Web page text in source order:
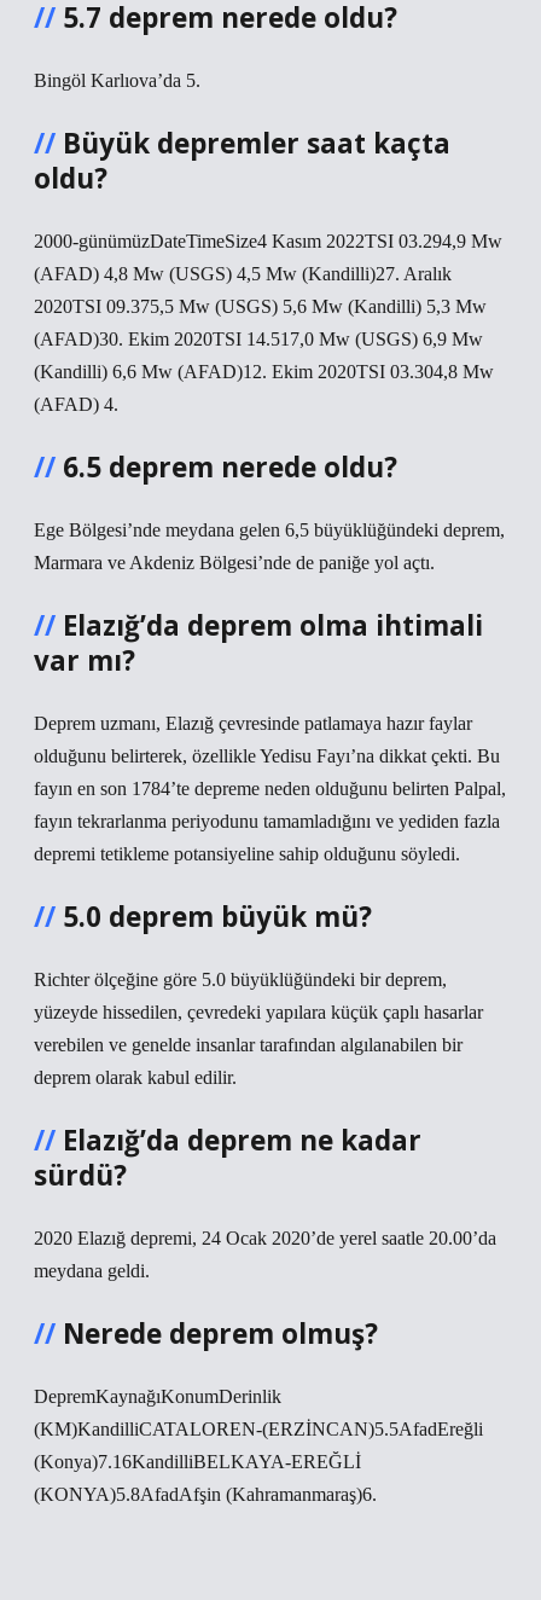
5.7 deprem nerede oldu?
Bingöl Karlıova’da 5.
Büyük depremler saat kaçta
oldu?
2000-günümüzDateTimeSize4 Kasım 2022TSI 03.294,9 Mw
(AFAD) 4,8 Mw (USGS) 4,5 Mw (Kandilli)27. Aralık
2020TSI 09.375,5 Mw (USGS) 5,6 Mw (Kandilli) 5,3 Mw
(AFAD)30. Ekim 2020TSI 14.517,0 Mw (USGS) 6,9 Mw
(Kandilli) 6,6 Mw (AFAD)12. Ekim 2020TSI 03.304,8 Mw
(AFAD) 4.
6.5 deprem nerede oldu?
Ege Bölgesi’nde meydana gelen 6,5 büyüklüğündeki deprem,
Marmara ve Akdeniz Bölgesi’nde de paniğe yol açtı.
Elazığ’da deprem olma ihtimali
var mı?
Deprem uzmanı, Elazığ çevresinde patlamaya hazır faylar
olduğunu belirterek, özellikle Yedisu Fayı’na dikkat çekti. Bu
fayın en son 1784’te depreme neden olduğunu belirten Palpal,
fayın tekrarlanma periyodunu tamamladığını ve yediden fazla
depremi tetikleme potansiyeline sahip olduğunu söyledi.
5.0 deprem büyük mü?
Richter ölçeğine göre 5.0 büyüklüğündeki bir deprem,
yüzeyde hissedilen, çevredeki yapılara küçük çaplı hasarlar
verebilen ve genelde insanlar tarafından algılanabilen bir
deprem olarak kabul edilir.
Elazığ’da deprem ne kadar
sürdü?
2020 Elazığ depremi, 24 Ocak 2020’de yerel saatle 20.00’da
meydana geldi.
Nerede deprem olmuş?
DepremKaynağıKonumDerinlik
(KM)KandilliCATALOREN-(ERZİNCAN)5.5AfadEreğli
(Konya)7.16KandilliBELKAYA-EREĞLİ
(KONYA)5.8AfadAfşin (Kahramanmaraş)6.